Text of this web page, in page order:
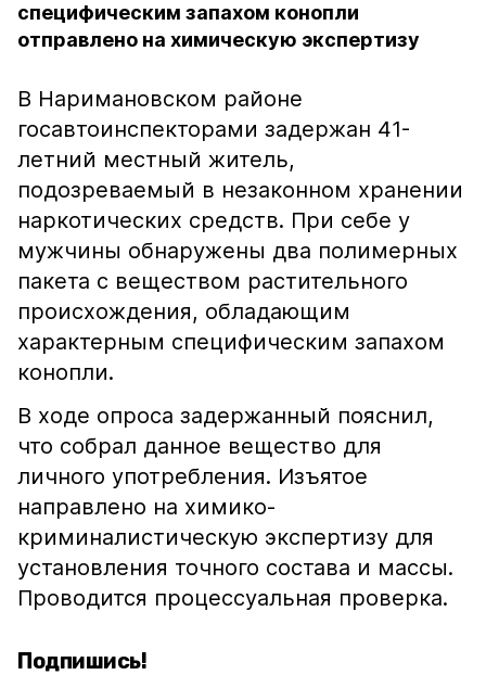
специфическим запахом конопли
отправлено на химическую экспертизу
В Наримановском районе
госавтоинспекторами задержан 41-
летний местный житель,
подозреваемый в незаконном хранении
наркотических средств. При себе у
мужчины обнаружены два полимерных
пакета с веществом растительного
происхождения, обладающим
характерным специфическим запахом
конопли.
В ходе опроса задержанный пояснил,
что собрал данное вещество для
личного употребления. Изъятое
направлено на химико-
криминалистическую экспертизу для
установления точного состава и массы.
Проводится процессуальная проверка.
Подпишись!